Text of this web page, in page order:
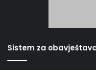
Sistem za